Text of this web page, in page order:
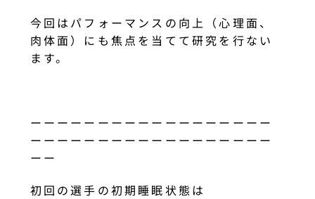
今回はパフォーマンスの向上（心理面、
肉体面）にも焦点を当てて研究を行ない
ます。
ーーーーーーーーーーーーーーーーーー
ーーーーーーーーーーーーーーーーーー
ーー
初回の選手の初期睡眠状態は